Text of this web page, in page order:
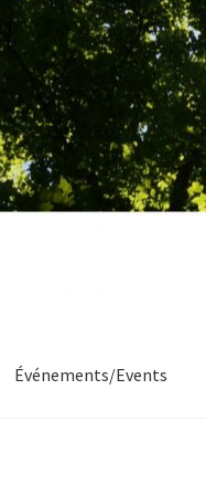
Événements/Events